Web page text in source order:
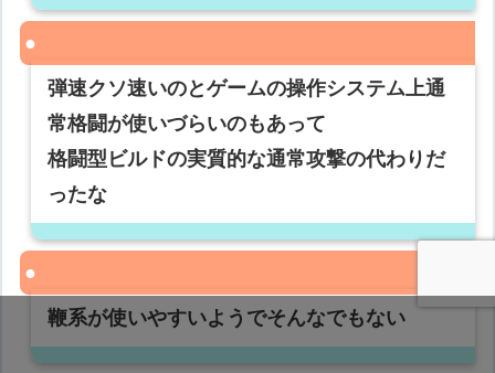
弾速クソ速いのとゲームの操作システム上通
常格闘が使いづらいのもあって
格闘型ビルドの実質的な通常攻撃の代わりだ
ったな
鞭系が使いやすいようでそんなでもない